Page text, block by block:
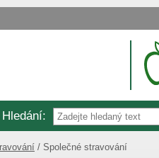
Hledání:
Společné stravování